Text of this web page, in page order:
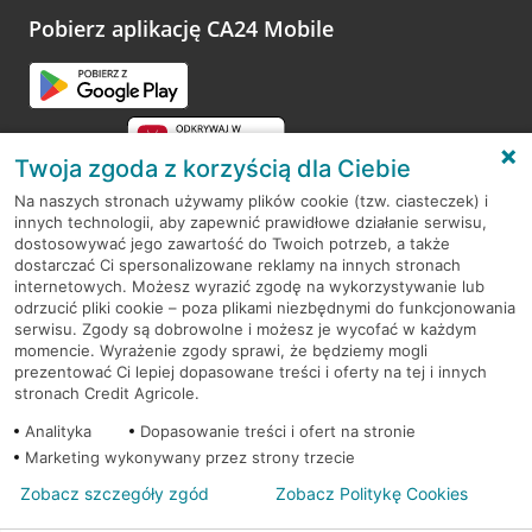
opinie.
Pobierz aplikację CA24 Mobile
RODO
Regulamin serwisu
Mapa serwisu
PolitykaCookies
© 2026 Credit Agricole Bank Polska S.A. Wszelkie prawa zastrzeżone
Twoja zgoda z korzyścią dla Ciebie
Na naszych stronach używamy plików cookie (tzw. ciasteczek) i
innych technologii, aby zapewnić prawidłowe działanie serwisu,
dostosowywać jego zawartość do Twoich potrzeb, a także
dostarczać Ci spersonalizowane reklamy na innych stronach
internetowych. Możesz wyrazić zgodę na wykorzystywanie lub
odrzucić pliki cookie – poza plikami niezbędnymi do funkcjonowania
serwisu. Zgody są dobrowolne i możesz je wycofać w każdym
momencie. Wyrażenie zgody sprawi, że będziemy mogli
prezentować Ci lepiej dopasowane treści i oferty na tej i innych
stronach Credit Agricole.
Analityka
Dopasowanie treści i ofert na stronie
Marketing wykonywany przez strony trzecie
Zobacz szczegóły zgód Zobacz Politykę Cookies